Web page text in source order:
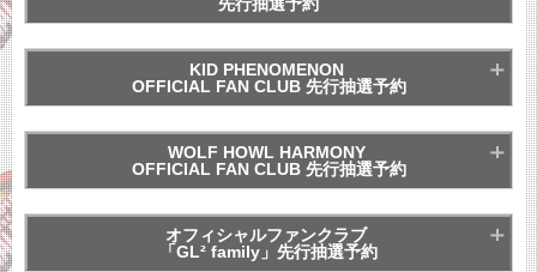
チケットの申込は終了しました
THE RAMPAGE GLOBAL
OFFICIAL FAN CLUB
チケットの申込は終了しました
※各公演4枚までお申込み可能
PSYCHIC FEVER GLOBAL
KID PHENOMENON
OFFICIAL FAN CLUB 先行抽選予約
WOLF HOWL HARMONY
OFFICIAL FAN CLUB 先行抽選予約
※各公演4枚までお申込み可能
オフィシャルファンクラブ
「GL² family」先行抽選予約